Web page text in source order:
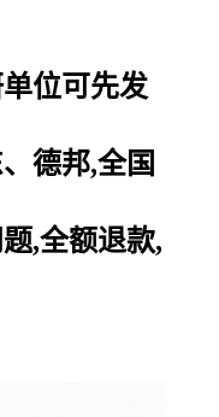
位可先发
德邦,全国
,全额退款,